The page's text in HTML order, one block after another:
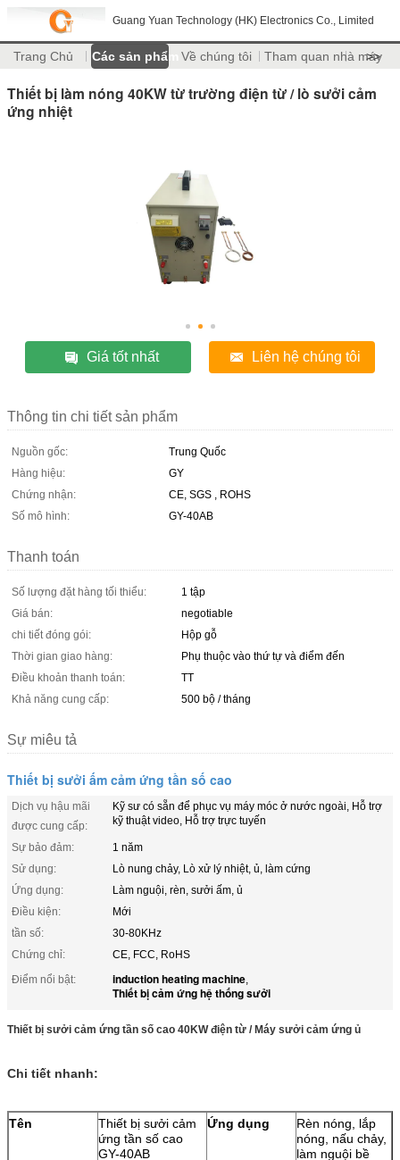
Guang Yuan Technology (HK) Electronics Co., Limited
Trang Chủ Các sản phẩm Về chúng tôi Tham quan nhà máy
>>
Thiết bị làm nóng 40KW từ trường điện từ / lò sưởi cảm
ứng nhiệt
Giá tốt nhất Liên hệ chúng tôi
Thông tin chi tiết sản phẩm
Nguồn gốc:
Trung Quốc
Hàng hiệu:
GY
Chứng nhận:
CE, SGS , ROHS
Số mô hình:
GY-40AB
Thanh toán
Số lượng đặt hàng tối thiểu:
1 tập
Giá bán:
negotiable
chi tiết đóng gói:
Hộp gỗ
Thời gian giao hàng:
Phụ thuộc vào thứ tự và điểm đến
Điều khoản thanh toán:
TT
Khả năng cung cấp:
500 bộ / tháng
Sự miêu tả
Thiết bị sưởi ấm cảm ứng tần số cao
Dịch vụ hậu mãi
được cung cấp:
Kỹ sư có sẵn để phục vụ máy móc ở nước ngoài, Hỗ trợ
kỹ thuật video, Hỗ trợ trực tuyến
Sự bảo đảm:
1 năm
Sử dụng:
Lò nung chảy, Lò xử lý nhiệt, ủ, làm cứng
Ứng dụng:
Làm nguội, rèn, sưởi ấm, ủ
Điều kiện:
Mới
tần số:
30-80KHz
Chứng chỉ:
CE, FCC, RoHS
Điểm nổi bật:
induction heating machine,
Thiết bị cảm ứng hệ thống sưởi
Thiết bị sưởi cảm ứng tần số cao 40KW điện từ / Máy sưởi cảm ứng ủ
Chi tiết nhanh:
Tên
Thiết bị sưởi cảm
ứng tần số cao
GY-40AB
Ứng dụng
Rèn nóng, lắp
nóng, nấu chảy,
làm nguội bề